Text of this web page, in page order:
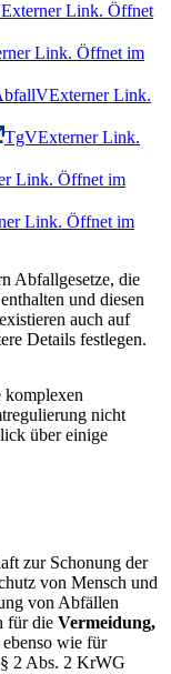
Externer Link. Öffnet
Link. Öffnet im
Externer Link.
TgVExterner Link.
Link. Öffnet im
Link. Öffnet im
Abfallgesetze, die
und diesen
auch auf
Details festlegen.
komplexen
nicht
über einige
zur Schonung der
von Mensch und
von Abfällen
für die Vermeidung,
ebenso wie für
2 Abs. 2 KrWG